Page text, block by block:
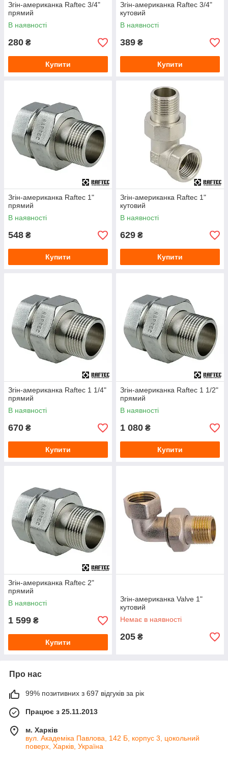
Згін-американка Raftec 3/4"
прямий
В наявності
280 ₴
Купити
Згін-американка Raftec 3/4"
кутовий
В наявності
389 ₴
Купити
Згін-американка Raftec 1"
прямий
В наявності
548 ₴
Купити
Згін-американка Raftec 1"
кутовий
В наявності
629 ₴
Купити
Згін-американка Raftec 1 1/4"
прямий
В наявності
670 ₴
Купити
Згін-американка Raftec 1 1/2"
прямий
В наявності
1 080 ₴
Купити
Згін-американка Raftec 2"
прямий
В наявності
1 599 ₴
Купити
Згін-американка Valve 1"
кутовий
Немає в наявності
205 ₴
Про нас
99% позитивних з 697 відгуків за рік
Працює з 25.11.2013
м. Харків
вул. Академіка Павлова, 142 Б, корпус 3, цокольний
поверх, Харків, Україна